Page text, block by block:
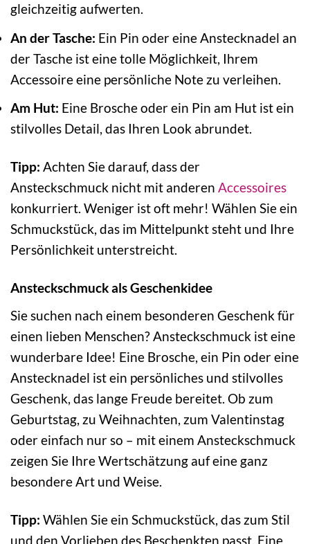
gleichzeitig aufwerten.
An der Tasche: Ein Pin oder eine Anstecknadel an
der Tasche ist eine tolle Möglichkeit, Ihrem
Accessoire eine persönliche Note zu verleihen.
Am Hut: Eine Brosche oder ein Pin am Hut ist ein
stilvolles Detail, das Ihren Look abrundet.
Tipp: Achten Sie darauf, dass der
Ansteckschmuck nicht mit anderen Accessoires
konkurriert. Weniger ist oft mehr! Wählen Sie ein
Schmuckstück, das im Mittelpunkt steht und Ihre
Persönlichkeit unterstreicht.
Ansteckschmuck als Geschenkidee
Sie suchen nach einem besonderen Geschenk für
einen lieben Menschen? Ansteckschmuck ist eine
wunderbare Idee! Eine Brosche, ein Pin oder eine
Anstecknadel ist ein persönliches und stilvolles
Geschenk, das lange Freude bereitet. Ob zum
Geburtstag, zu Weihnachten, zum Valentinstag
oder einfach nur so – mit einem Ansteckschmuck
zeigen Sie Ihre Wertschätzung auf eine ganz
besondere Art und Weise.
Tipp: Wählen Sie ein Schmuckstück, das zum Stil
und den Vorlieben des Beschenkten passt. Eine